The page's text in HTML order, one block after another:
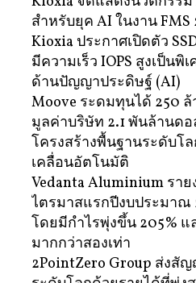
สำหรับยุค AI ในงาน FMS
Kioxia ประกาศเปิดตัว
มีความเร็ว IOPS สูงเป็นพิ
ด้านปัญญาประดิษฐ์ (AI)
Moove ระดมทุนได้ 250
มูลค่าบริษัท 2.1 พันล้านด
โครงสร้างพื้นฐานระดับโ
เคลื่อนอัตโนมัติ
Vedanta Aluminium รา
ไตรมาสแรกปีงบประมาณ
โดยมีกำไรพุ่งขึ้น 205% แ
มากกว่าสองเท่า
2PointZero Group ส่งสั